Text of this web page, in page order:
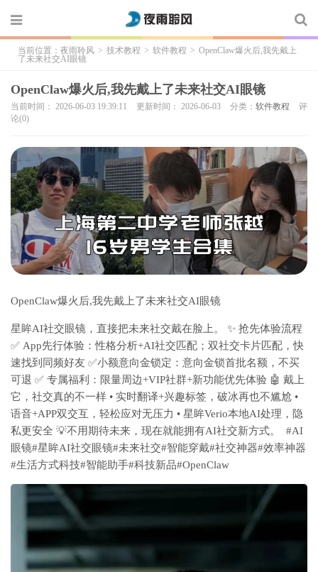
当前位置： 夜雨聆风 > 技术教程 > 软件教程 > OpenClaw爆火后,我先戴上
了未来社交AI眼镜
OpenClaw爆火后,我先戴上了未来社交AI眼镜
当前时间： 2026-06-03 19:39:11 更新时间： 2026-06-03 分类： 软件教程
评
论(0)
OpenClaw爆火后,我先戴上了未来社交AI眼镜
星眸AI社交眼镜，直接把未来社交戴在脸上。 ✨ 抢先体验流程
✅ App先行体验：性格分析+AI社交匹配；双社交卡片匹配，快
速找到同频好友 ✅小额意向金锁定：意向金锁首批名额，不买
可退 ✅ 专属福利：限量周边+VIP社群+新功能优先体验 🤖 戴上
它，社交真的不一样 • 实时翻译+兴趣标签，破冰再也不尴尬 •
语音+APP双交互，轻松应对无压力 • 星眸Verio本地AI处理，隐
私更安全 💡不用期待未来，现在就能拥有AI社交新方式。 #AI
眼镜#星眸AI社交眼镜#未来社交#智能穿戴#社交神器#效率神器
#生活方式科技#智能助手#科技新品#OpenClaw